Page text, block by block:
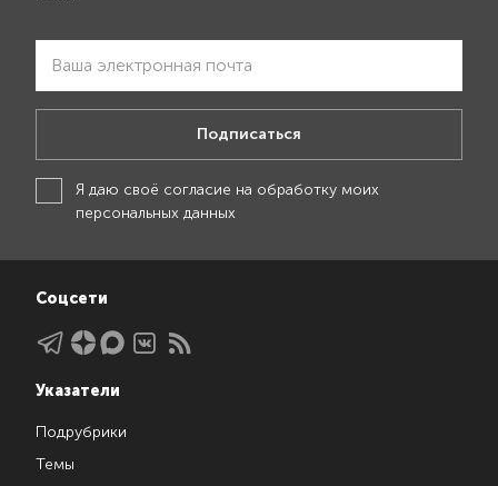
Подписаться
Я даю своё согласие на обработку моих
персональных данных
Соцсети
Указатели
Подрубрики
Темы